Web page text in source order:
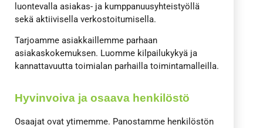
luontevalla asiakas- ja kumppanuusyhteistyöllä
sekä aktiivisella verkostoitumisella.
Tarjoamme asiakkaillemme parhaan
asiakaskokemuksen. Luomme kilpailukykyä ja
kannattavuutta toimialan parhailla toimintamalleilla.
Hyvinvoiva ja osaava henkilöstö
Osaajat ovat ytimemme. Panostamme henkilöstön